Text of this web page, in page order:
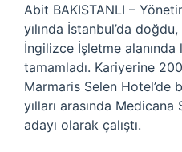
Abit BAKISTANLI –
yılında İstanbul’da
İngilizce İşletme alanında
tamamladı. Kariyerine
Marmaris Selen Hotel’de
yılları arasında
adayı olarak çalıştı.